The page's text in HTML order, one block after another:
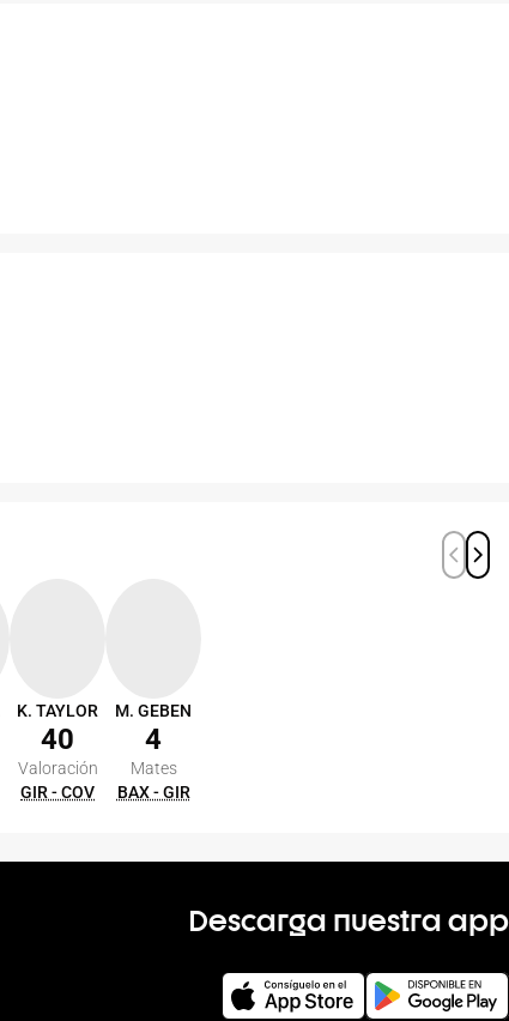
K. TAYLOR
40
Valoración
GIR - COV
M. GEBEN
4
Mates
BAX - GIR
Descarga nuestra app